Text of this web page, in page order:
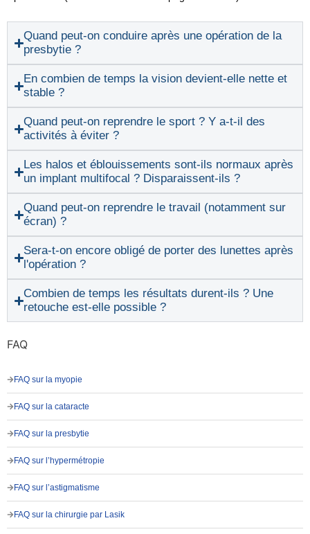
FAQ
FAQ sur la myopie
FAQ sur la cataracte
FAQ sur la presbytie
FAQ sur l’hypermétropie
FAQ sur l’astigmatisme
FAQ sur la chirurgie par Lasik
Quand peut-on conduire après une opération de la
presbytie ?
En combien de temps la vision devient-elle nette et
stable ?
Quand peut-on reprendre le sport ? Y a-t-il des
activités à éviter ?
Les halos et éblouissements sont-ils normaux après
un implant multifocal ? Disparaissent-ils ?
Quand peut-on reprendre le travail (notamment sur
écran) ?
Sera-t-on encore obligé de porter des lunettes après
l'opération ?
Combien de temps les résultats durent-ils ? Une
retouche est-elle possible ?